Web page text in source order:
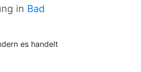
in Bad
es handelt